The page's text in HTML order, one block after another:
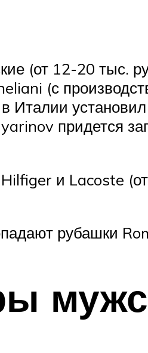
(от 12-20 тыс.
(с
Италии
придется
и Lacoste
рубашки